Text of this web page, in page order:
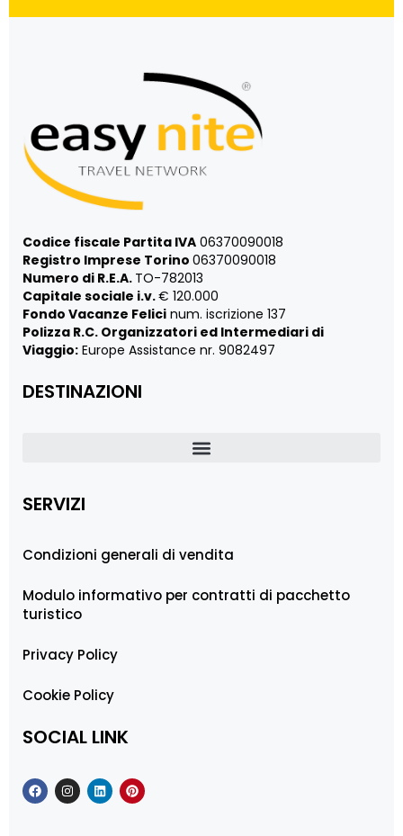
Codice fiscale Partita IVA 06370090018
Registro Imprese Torino 06370090018
Numero di R.E.A. TO-782013
Capitale sociale i.v.€ 120.000
Fondo Vacanze Felici num. iscrizione 137
Polizza R.C. Organizzatori ed Intermediari di
Viaggio: Europe Assistance nr. 9082497
DESTINAZIONI
SERVIZI
Condizioni generali di vendita
Modulo informativo per contratti di pacchetto
turistico
Privacy Policy
Cookie Policy
SOCIAL LINK